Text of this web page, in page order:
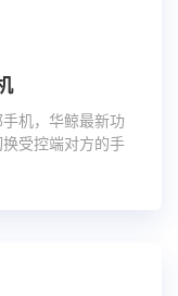
机，华鲸最新功
受控端对方的手